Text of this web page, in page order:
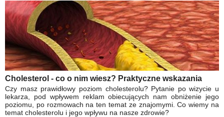
Cholesterol - co o nim wiesz? Praktyczne wskazania
Czy masz prawidłowy poziom cholesterolu? Pytanie po wizycie u
lekarza, pod wpływem reklam obiecujących nam obniżenie jego
poziomu, po rozmowach na ten temat ze znajomymi. Co wiemy na
temat cholesterolu i jego wpływu na nasze zdrowie?